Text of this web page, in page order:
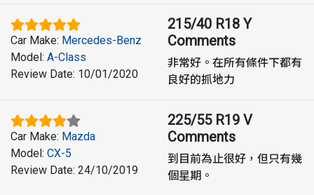
Car Make: Mercedes-Benz
Model: A-Class
Review Date: 10/01/2020
215/40 R18 Y
Comments
非常好。在所有條件下都有
良好的抓地力
Car Make: Mazda
Model: CX-5
Review Date: 24/10/2019
225/55 R19 V
Comments
到目前為止很好，但只有幾
個星期。